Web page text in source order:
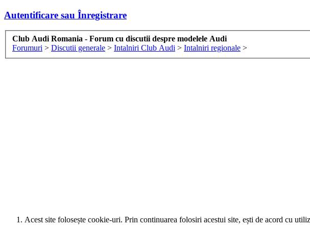
Autentificare sau Înregistrare
Club Audi Romania - Forum cu discutii despre modelele Audi
Forumuri > Discutii generale > Intalniri Club Audi > Intalniri regionale >
Acest site folosește cookie-uri. Prin continuarea folosiri acestui site, ești de acord cu